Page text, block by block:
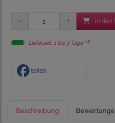
in den
Lieferzeit: 1 bis 3 Tage [*2]
teilen
Beschreibung